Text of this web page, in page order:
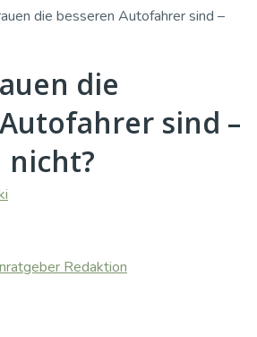
die besseren Autofahrer sind –
die
sind –
nicht?
Redaktion